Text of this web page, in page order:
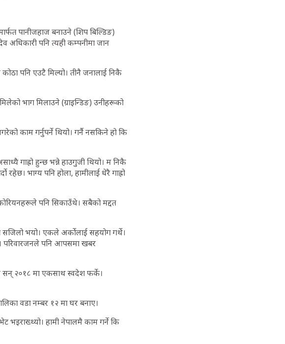
पानीजहाज बनाउने (शिप बिल्डिङ)
अधिकारी पनि त्यही कम्पनीमा जान
पनि एउटै मिल्यो। तीनै जनालाई निकै
भाग मिलाउने (ग्राइन्डिङ) उनीहरूको
काम गर्नुपर्ने थियो। गर्नै नसकिने हो कि
गाह्रो हुन्छ भन्ने हाउगुजी थियो। म निकै
रहेछ। भाग्य पनि होला, हामीलाई धेरै गाह्रो
पनि सिकाउँथे। सबैको मद्दत
भयो। एकले अर्कोलाई सहयोग गर्थे।
परिवारजनले पनि आपसमा खबर
सन् २०१८ मा एकसाथ स्वदेश फर्के।
वडा नम्बर १२ मा घर बनाए।
भइराख्थ्यो। हामी नेपालमै काम गर्ने कि